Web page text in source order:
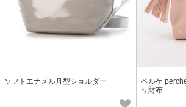
ソフトエナメル舟型ショルダー
ペルケ
り財布